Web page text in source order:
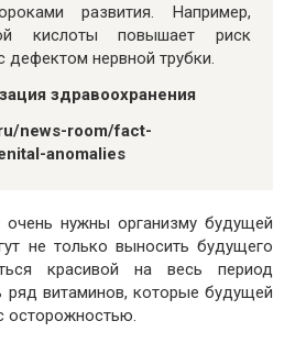
развития. Например,
кислоты повышает риск
нервной трубки.
здравоохранения
news-room/fact-
anomalies
нужны организму будущей
не только выносить будущего
красивой на весь период
ряд витаминов, которые будущей
осторожностью.